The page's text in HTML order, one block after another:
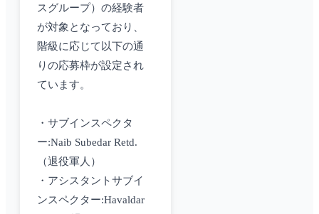
スグループ）の経験者
が対象となっており、
階級に応じて以下の通
りの応募枠が設定され
ています。
・サブインスペクタ
ー:Naib Subedar Retd.
（退役軍人）
・アシスタントサブイ
ンスペクター:Havaldar